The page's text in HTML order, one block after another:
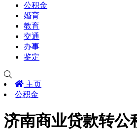
公积金
婚育
教育
交通
办事
鉴定
主页
公积金
济南商业贷款转公